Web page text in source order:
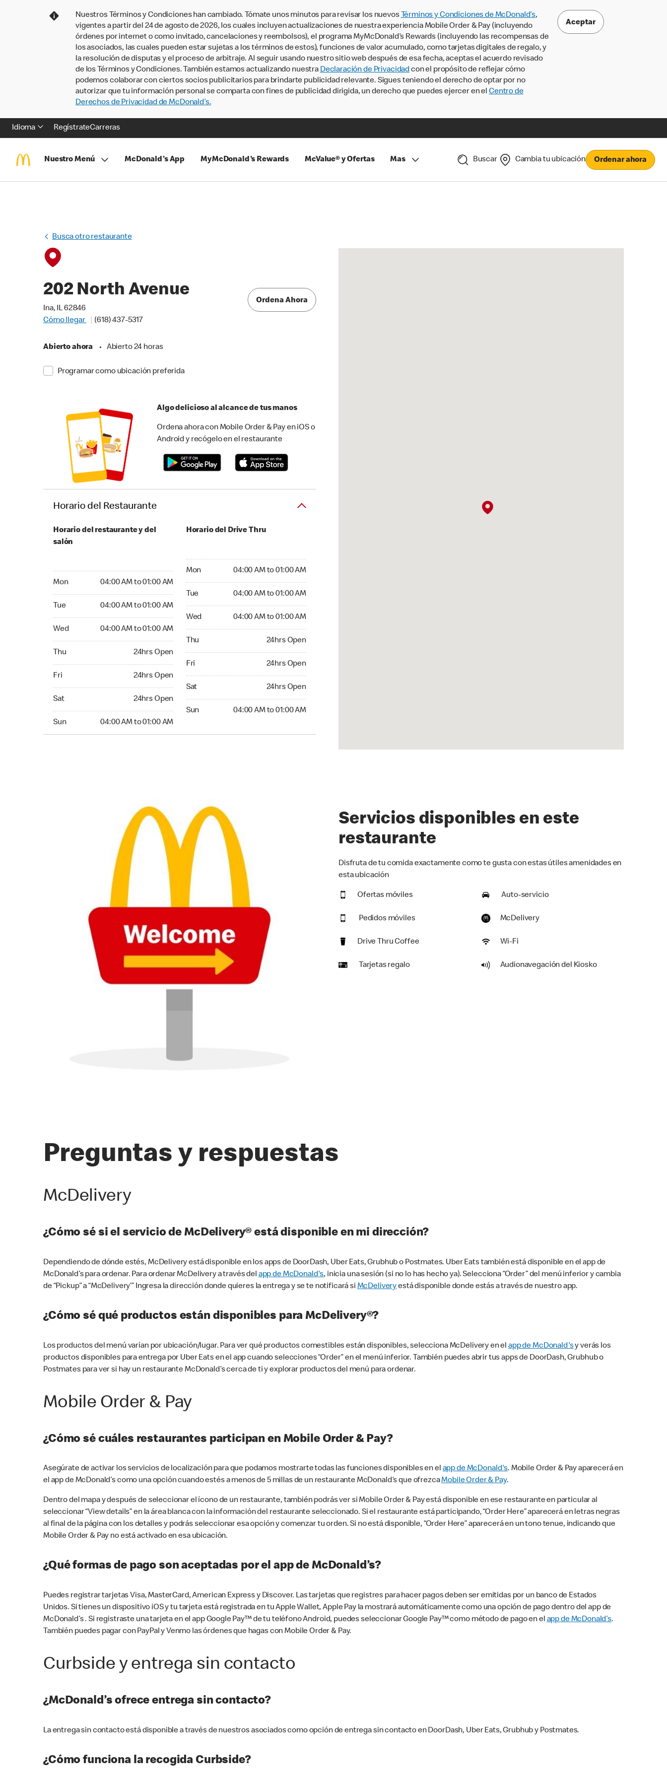
Nuestros Términos y Condiciones han cambiado. Tómate unos minutos para revisar los nuevos Términos y Condiciones de McDonald’s,
vigentes a partir del 24 de agosto de 2026, los cuales incluyen actualizaciones de nuestra experiencia Mobile Order & Pay (incluyendo
órdenes por internet o como invitado, cancelaciones y reembolsos), el programa MyMcDonald’s Rewards (incluyendo las recompensas de
los asociados, las cuales pueden estar sujetas a los términos de estos), funciones de valor acumulado, como tarjetas digitales de regalo, y
la resolución de disputas y el proceso de arbitraje. Al seguir usando nuestro sitio web después de esa fecha, aceptas el acuerdo revisado
de los Términos y Condiciones. También estamos actualizando nuestra Declaración de Privacidadcon el propósito de reflejar cómo
podemos colaborar con ciertos socios publicitarios para brindarte publicidad relevante. Sigues teniendo el derecho de optar por no
autorizar que tu información personal se comparta con fines de publicidad dirigida, un derecho que puedes ejercer en el Centro de
Derechos de Privacidad de McDonald’s.
Aceptar
Idioma RegístrateCarreras
Nuestro Menú McDonald's App MyMcDonald's Rewards McValue® y Ofertas Mas Buscar Cambia tu ubicación Ordenar ahora
Busca otro restaurante
202 North Avenue
Ina, IL 62846
Cómo llegar
(618) 437-5317
Abierto ahora • Abierto 24 horas
Programar como ubicación preferida
Ordena Ahora
Algo delicioso al alcance de tus manos
Ordena ahora con Mobile Order & Pay en iOS o
Android y recógelo en el restaurante
Horario del Restaurante
Horario del restaurante y del
salón
Mon 04:00 AM to 01:00 AM
Tue 04:00 AM to 01:00 AM
Wed 04:00 AM to 01:00 AM
Thu 24hrs Open
Fri 24hrs Open
Sat 24hrs Open
Sun 04:00 AM to 01:00 AM
Horario del Drive Thru
Mon 04:00 AM to 01:00 AM
Tue 04:00 AM to 01:00 AM
Wed 04:00 AM to 01:00 AM
Thu 24hrs Open
Fri 24hrs Open
Sat 24hrs Open
Sun 04:00 AM to 01:00 AM
Servicios disponibles en este
restaurante
Disfruta de tu comida exactamente como te gusta con estas útiles amenidades en
esta ubicación
Ofertas móviles Auto-servicio
Pedidos móviles McDelivery
Drive Thru Coffee Wi-Fi
Tarjetas regalo Audionavegación del Kiosko
Preguntas y respuestas
McDelivery
¿Cómo sé si el servicio de McDelivery® está disponible en mi dirección?
Dependiendo de dónde estés, McDelivery está disponible en los apps de DoorDash, Uber Eats, Grubhub o Postmates. Uber Eats también está disponible en el app de
McDonald’s para ordenar. Para ordenar McDelivery a través del app de McDonald's, inicia una sesión (si no lo has hecho ya). Selecciona “Order” del menú inferior y cambia
de “Pickup” a “McDelivery’” Ingresa la dirección donde quieres la entrega y se te notificará si McDeliveryestá disponible donde estás a través de nuestro app.
¿Cómo sé qué productos están disponibles para McDelivery®?
Los productos del menú varían por ubicación/lugar. Para ver qué productos comestibles están disponibles, selecciona McDelivery en elapp de McDonald'sy verás los
productos disponibles para entrega por Uber Eats en el app cuando selecciones “Order” en el menú inferior. También puedes abrir tus apps de DoorDash, Grubhub o
Postmates para ver si hay un restaurante McDonald’s cerca de ti y explorar productos del menú para ordenar.
Mobile Order & Pay
¿Cómo sé cuáles restaurantes participan en Mobile Order & Pay?
Asegúrate de activar los servicios de localización para que podamos mostrarte todas las funciones disponibles en elapp de McDonald's. Mobile Order & Pay aparecerá en
el app de McDonald’s como una opción cuando estés a menos de 5 millas de un restaurante McDonald’s que ofrezcaMobile Order & Pay.
Dentro del mapa y después de seleccionar el ícono de un restaurante, también podrás ver si Mobile Order & Pay está disponible en ese restaurante en particular al
seleccionar “View details” en la área blanca con la información del restaurante seleccionado. Si el restaurante está participando, “Order Here” aparecerá en letras negras
al final de la página con los detalles y podrás seleccionar esa opción y comenzar tu orden. Si no está disponible, “Order Here” aparecerá en un tono tenue, indicando que
Mobile Order & Pay no está activado en esa ubicación.
¿Qué formas de pago son aceptadas por el app de McDonald’s?
Puedes registrar tarjetas Visa, MasterCard, American Express y Discover. Las tarjetas que registres para hacer pagos deben ser emitidas por un banco de Estados
Unidos. Si tienes un dispositivo iOS y tu tarjeta está registrada en tu Apple Wallet, Apple Pay la mostrará automáticamente como una opción de pago dentro del app de
McDonald’s . Si registraste una tarjeta en el app Google Pay™ de tu teléfono Android, puedes seleccionar Google Pay™ como método de pago en elapp de McDonald’s.
También puedes pagar con PayPal y Venmo las órdenes que hagas con Mobile Order & Pay.
Curbside y entrega sin contacto
¿McDonald’s ofrece entrega sin contacto?
La entrega sin contacto está disponible a través de nuestros asociados como opción de entrega sin contacto en DoorDash, Uber Eats, Grubhub y Postmates.
¿Cómo funciona la recogida Curbside?